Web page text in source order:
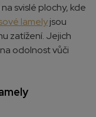
svislé plochy, kde
lamelyjsou
zatížení. Jejich
odolnost vůči